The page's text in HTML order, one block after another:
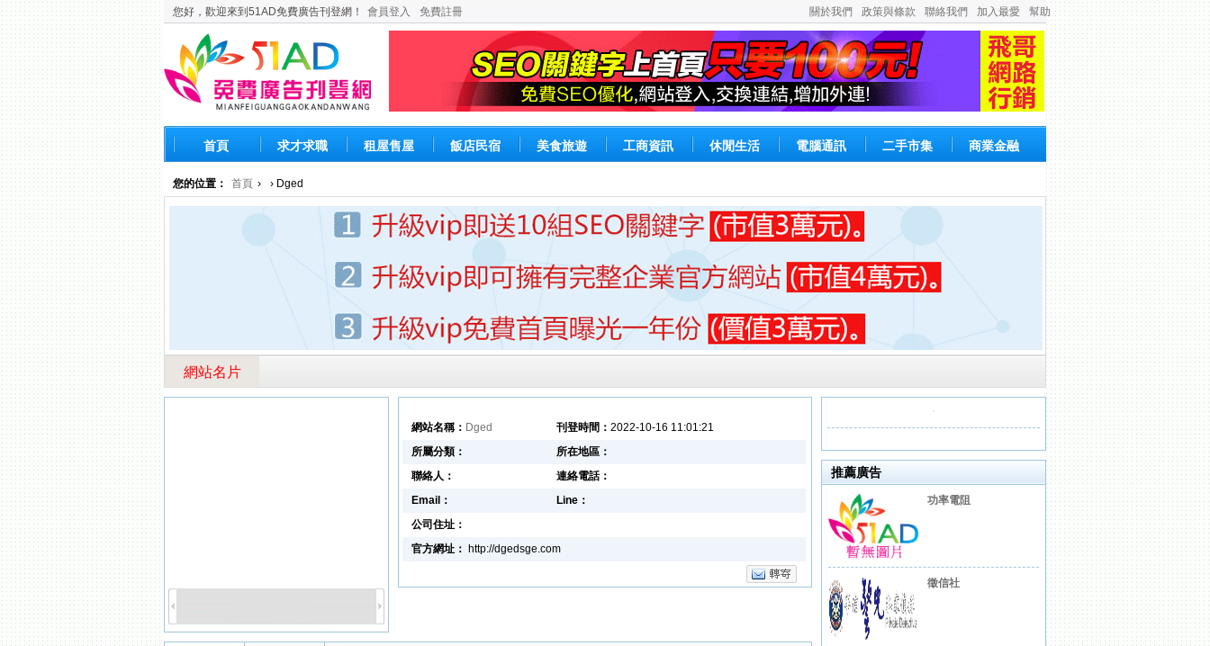
您好，歡迎來到51AD免費廣告刊登網！ 會員登入 免費註冊 關於我們 政策與條款 聯絡我們 加入最愛 幫助
首頁 求才求職 租屋售屋 飯店民宿 美食旅遊 工商資訊 休閒生活 電腦通訊 二手市集 商業金融
您的位置： 首頁 › › Dged
網站名片
網站名稱： Dged 刊登時間： 2022-10-16 11:01:21
所屬分類：
所在地區：
聯絡人：
連絡電話：
Email：
Line：
公司住址：
官方網址： http://dgedsge.com
推薦廣告
功率電阻
徵信社